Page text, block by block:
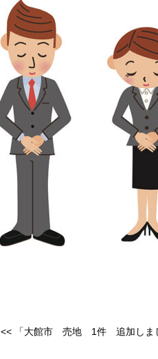
<< 「大館市 売地 1件 追加しま